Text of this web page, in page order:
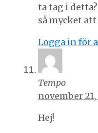
ta tag i
så mycket
Logga in för
Tempo
november
Hej!